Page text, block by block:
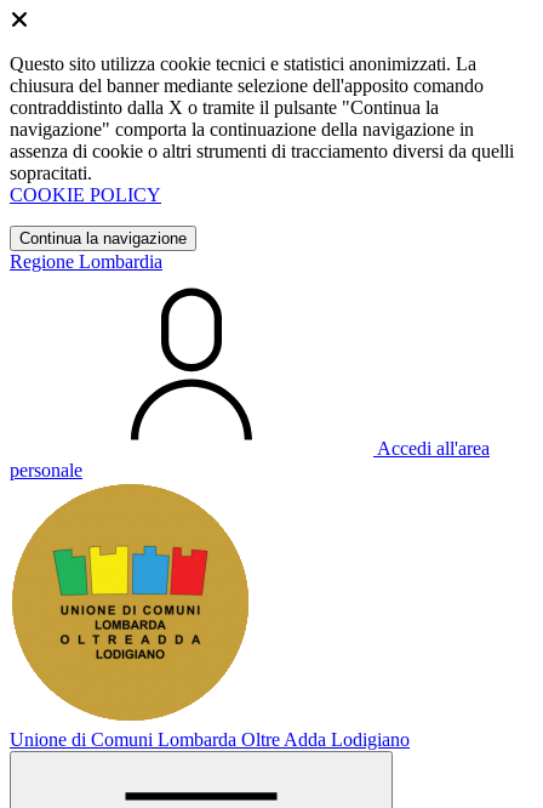
Questo sito utilizza cookie tecnici e statistici anonimizzati. La
chiusura del banner mediante selezione dell'apposito comando
contraddistinto dalla X o tramite il pulsante "Continua la
navigazione" comporta la continuazione della navigazione in
assenza di cookie o altri strumenti di tracciamento diversi da quelli
sopracitati.
COOKIE POLICY
Continua la navigazione
Regione Lombardia
Accedi all'area
personale
Unione di Comuni Lombarda Oltre Adda Lodigiano